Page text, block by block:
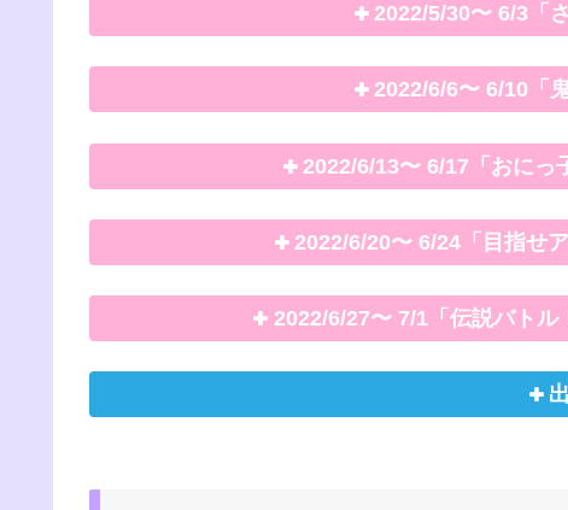
2022/5/30〜 6/3「
2022/6/6〜 6/10「
2022/6/13〜 6/17「おにっ
2022/6/20〜 6/24「目指せ
2022/6/27〜 7/1「伝説バト